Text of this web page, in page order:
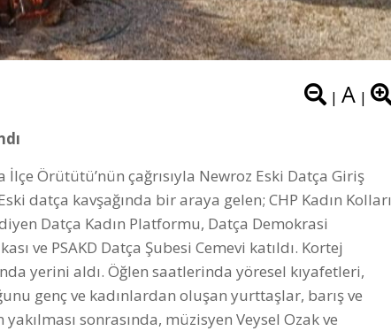
| A |
Örütütü’nün çağrısıyla Newroz Eski Datça Giriş
datça kavşağında bir araya gelen; CHP Kadın Kolları
Datça Kadın Platformu, Datça Demokrasi
ve PSAKD Datça Şubesi Cemevi katıldı. Kortej
yerini aldı. Öğlen saatlerinda yöresel kıyafetleri,
genç ve kadınlardan oluşan yurttaşlar, barış ve
sonrasında, müzisyen Veysel Ozak ve